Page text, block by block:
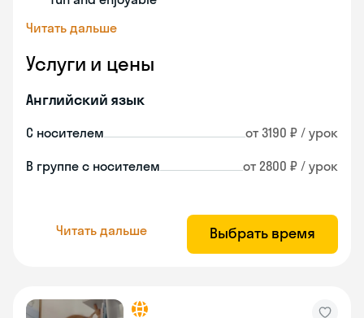
Читать дальше
Услуги и цены
Английский язык
С носителем от 3190 ₽ / урок
В группе с носителем от 2800 ₽ / урок
Читать дальше Выбрать время